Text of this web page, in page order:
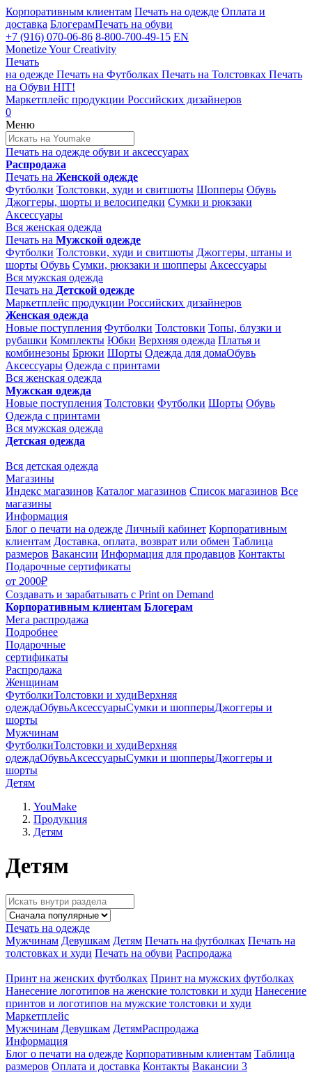
Корпоративным клиентам Печать на одежде Оплата и
доставка БлогерамПечать на обуви
+7 (916) 070-06-86 8-800-700-49-15 EN
Monetize Your Creativity
Печать
на одежде Печать на Футболках Печать на Толстовках Печать
на Обуви HIT!
Маркетплейс продукции Российских дизайнеров
0
Меню
Печать на одежде обуви и аксессуарах
Распродажа
Печать на Женской одежде
Футболки Толстовки, худи и свитшоты Шопперы Обувь
Джоггеры, шорты и велосипедки Сумки и рюкзаки
Аксессуары
Вся женская одежда
Печать на Мужской одежде
Футболки Толстовки, худи и свитшоты Джоггеры, штаны и
шорты Обувь Сумки, рюкзаки и шопперы Аксессуары
Вся мужская одежда
Печать на Детской одежде
Маркетплейс продукции Российских дизайнеров
Женская одежда
Новые поступления Футболки Толстовки Топы, блузки и
рубашки Комплекты Юбки Верхняя одежда Платья и
комбинезоны Брюки Шорты Одежда для домаОбувь
Аксессуары Одежда с принтами
Вся женская одежда
Мужская одежда
Новые поступления Толстовки Футболки Шорты Обувь
Одежда с принтами
Вся мужская одежда
Детская одежда
Вся детская одежда
Магазины
Индекс магазинов Каталог магазинов Список магазинов Все
магазины
Информация
Блог о печати на одежде Личный кабинет Корпоративным
клиентам Доставка, оплата, возврат или обмен Таблица
размеров Вакансии Информация для продавцов Контакты
Подарочные сертификаты
от 2000₽
Создавать и зарабатывать с Print on Demand
Корпоративным клиентам Блогерам
Мега распродажа
Подробнее
Подарочные
сертификаты
Распродажа
Женщинам
ФутболкиТолстовки и худиВерхняя
одеждаОбувьАксессуарыСумки и шопперыДжоггеры и
шорты
Мужчинам
ФутболкиТолстовки и худиВерхняя
одеждаОбувьАксессуарыСумки и шопперыДжоггеры и
шорты
Детям
YouMake
Продукция
Детям
Детям
Печать на одежде
Мужчинам Девушкам Детям Печать на футболках Печать на
толстовках и худи Печать на обуви Распродажа
Принт на женских футболках Принт на мужских футболках
Нанесение логотипов на женские толстовки и худи Нанесение
принтов и логотипов на мужские толстовки и худи
Маркетплейс
Мужчинам Девушкам ДетямРаспродажа
Информация
Блог о печати на одежде Корпоративным клиентам Таблица
размеров Оплата и доставка Контакты Вакансии 3